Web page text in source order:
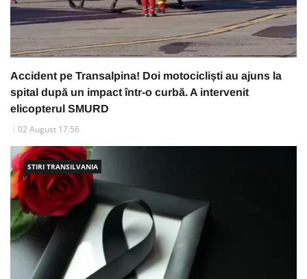
Accident pe Transalpina! Doi motocicliști au ajuns la
spital după un impact într-o curbă. A intervenit
elicopterul SMURD
02 August 17:56
STIRI TRANSILVANIA